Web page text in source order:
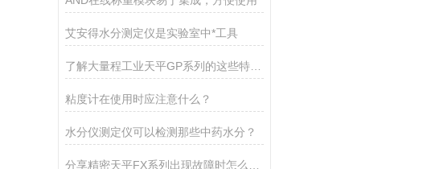
艾安得水分测定仪是实验室中*工具
了解大量程工业天平GP系列的这些特点很有必要
粘度计在使用时应注意什么？
水分仪测定仪可以检测那些中药水分？